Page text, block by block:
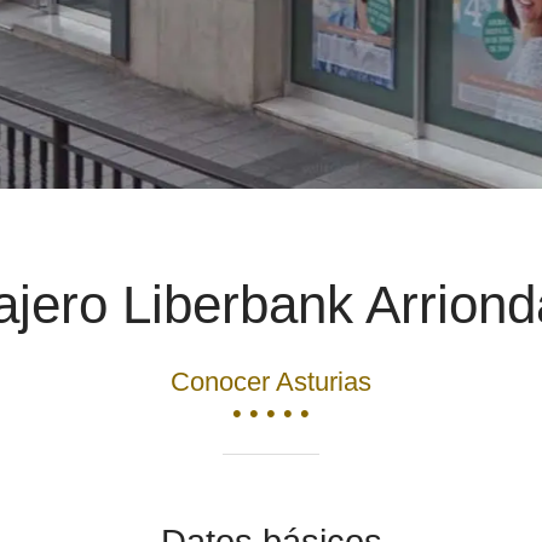
Liberbank
Conocer Asturias
• • • • •